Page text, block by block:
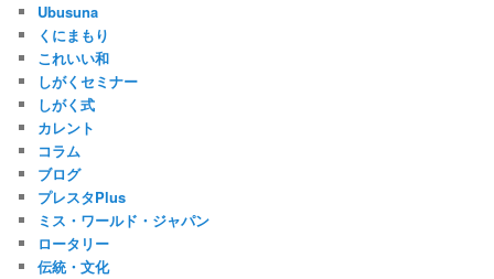
Ubusuna
くにまもり
これいい和
しがくセミナー
しがく式
カレント
コラム
ブログ
プレスタPlus
ミス・ワールド・ジャパン
ロータリー
伝統・文化